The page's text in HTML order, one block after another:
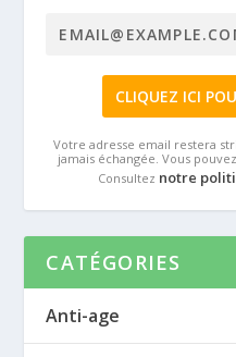
Votre adresse email restera
jamais échangée. Vous
Consultez notre
CATÉGORIES
Anti-age